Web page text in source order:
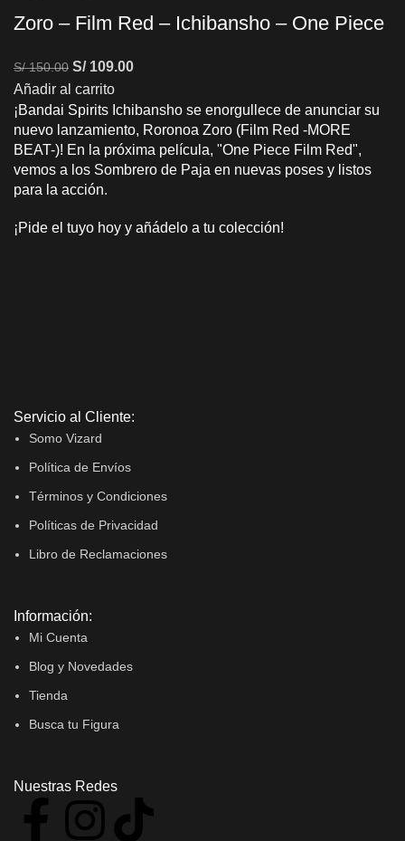
Zoro – Film Red – Ichibansho – One Piece
S/150.00 S/109.00
Añadir al carrito
¡Bandai Spirits Ichibansho se enorgullece de anunciar su
nuevo lanzamiento, Roronoa Zoro (Film Red -MORE
BEAT-)! En la próxima película, "One Piece Film Red",
vemos a los Sombrero de Paja en nuevas poses y listos
para la acción.
¡Pide el tuyo hoy y añádelo a tu colección!
Servicio al Cliente:
Somo Vizard
Política de Envíos
Términos y Condiciones
Políticas de Privacidad
Libro de Reclamaciones
Información:
Mi Cuenta
Blog y Novedades
Tienda
Busca tu Figura
Nuestras Redes